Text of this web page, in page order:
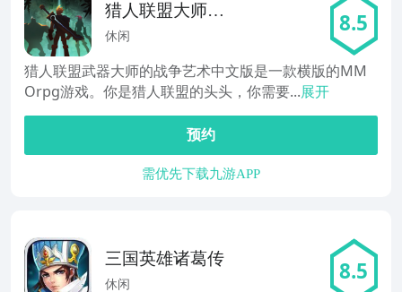
猎人联盟大师的
战争艺术
休闲 8.5
猎人联盟武器大师的战争艺术中文版是一款横版的MM
Orpg游戏。你是猎人联盟的头头，你需要...展开
预约
需优先下载九游APP
三国英雄诸葛传
休闲 8.5